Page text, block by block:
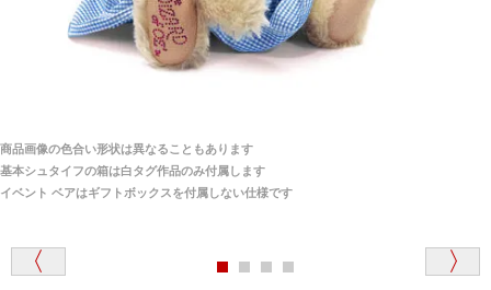
商品は直接海外から届くのですか。受取の際、関税な
どはかかりますか？
関税はすべて当店にて処理しますのでお客様のご負担
は一切ありません。
商品が届くまでにはどのくらいの期間がかかります
か？
「送られる際にメールなどで届けて頂きとても
安心感がありました」
大阪府 Y・W 様 （男性）
「取り扱っているNetショップで一番信用出来
商品画像の色合い形状は異なることもあります
基本シュタイフの箱は白タグ作品のみ付属します
イベント ベアはギフトボックスを付属しない仕様です